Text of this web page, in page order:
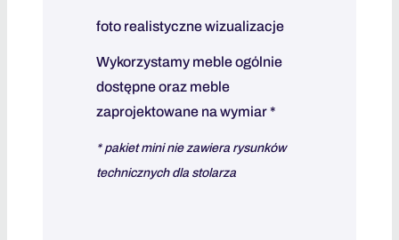
foto realistyczne wizualizacje
Wykorzystamy meble ogólnie
dostępne oraz meble
zaprojektowane na wymiar *
* pakiet mini nie zawiera rysunków
technicznych dla stolarza